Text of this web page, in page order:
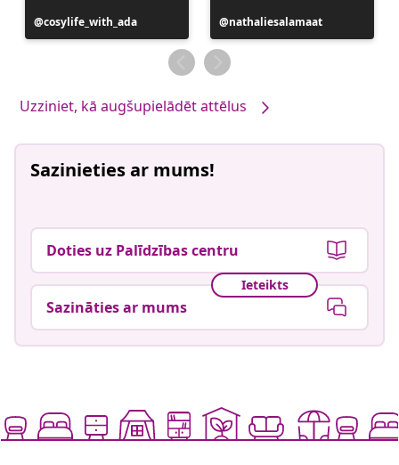
Ierakstu
publicējis
cosylife_with_ada
Ierakstu
publicējis
nathaliesalamaat
Uzziniet, kā augšupielādēt attēlus
Sazinieties ar mums!
Doties uz Palīdzības centru
Ieteikts
Sazināties ar mums